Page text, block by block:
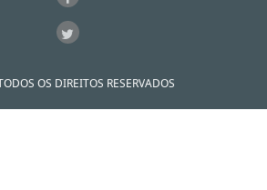
OS DIREITOS RESERVADOS